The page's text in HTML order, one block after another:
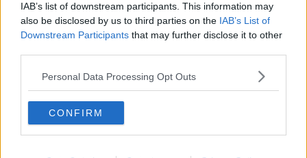
IAB’s list of downstream participants. This information may
also be disclosed by us to third parties on the IAB’s List of
Downstream Participants that may further disclose it to other
Personal Data Processing Opt Outs
CONFIRM
Articoli dal Blog “Raccontare di Gusto” di Rubina Rovini
Vellutata di cime di rapa al cumino e latte di cocco
lavanda
Meloncino, liquore al melone mantovano IGP
Gelato al melone mantovano
Liquore al melone mantovano igp e peperoncino
Bon Bon di melone mantovano igp al grana padano